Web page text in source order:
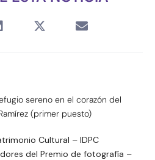
sereno en el corazón del
(primer puesto)
Cultural – IDPC
del Premio de fotografía –